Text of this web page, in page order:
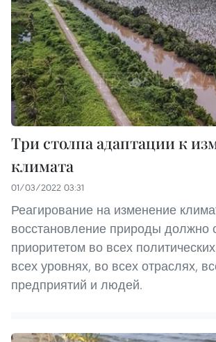
Три столпа адаптации к
климата
01/03/2022 03:31
Реагирование на изменение
восстановление природы должно
приоритетом во всех
всех уровнях, во всех отраслях,
предприятий и людей.